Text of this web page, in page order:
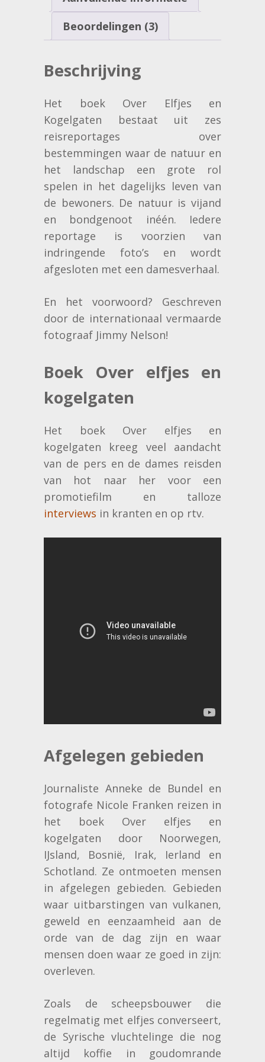
n n
Beoordelingen (3)
Beschrijving
Het boek Over Elfjes en
Kogelgaten bestaat uit zes
reisreportages over
bestemmingen waar de natuur en
het landschap een grote rol
spelen in het dagelijks leven van
de bewoners. De natuur is vijand
en bondgenoot inéén. Iedere
reportage is voorzien van
indringende foto’s en wordt
afgesloten met een damesverhaal.
En het voorwoord? Geschreven
door de internationaal vermaarde
fotograaf Jimmy Nelson!
Boek Over elfjes en
kogelgaten
Het boek Over elfjes en
kogelgaten kreeg veel aandacht
van de pers en de dames reisden
van hot naar her voor een
promotiefilm en talloze
interviews in kranten en op rtv.
Afgelegen gebieden
Journaliste Anneke de Bundel en
fotografe Nicole Franken reizen in
het boek Over elfjes en
kogelgaten door Noorwegen,
IJsland, Bosnië, Irak, Ierland en
Schotland. Ze ontmoeten mensen
in afgelegen gebieden. Gebieden
waar uitbarstingen van vulkanen,
geweld en eenzaamheid aan de
orde van de dag zijn en waar
mensen doen waar ze goed in zijn:
overleven.
Zoals de scheepsbouwer die
regelmatig met elfjes converseert,
de Syrische vluchtelinge die nog
altijd koffie in goudomrande